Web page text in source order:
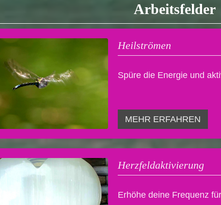
Arbeitsfelder
Heilströmen
Spüre die Energie und
MEHR ERFAHREN
Herzfeldaktivierung
Erhöhe deine Frequenz